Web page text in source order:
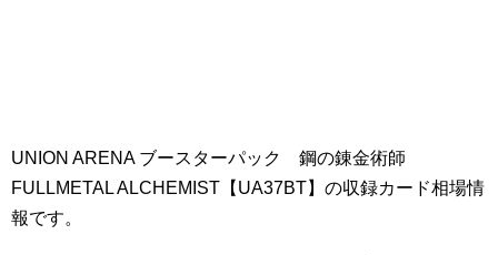
UNION ARENA ブースターパック 鋼の錬金術師
FULLMETAL ALCHEMIST【UA37BT】の収録カード相場情
報です。